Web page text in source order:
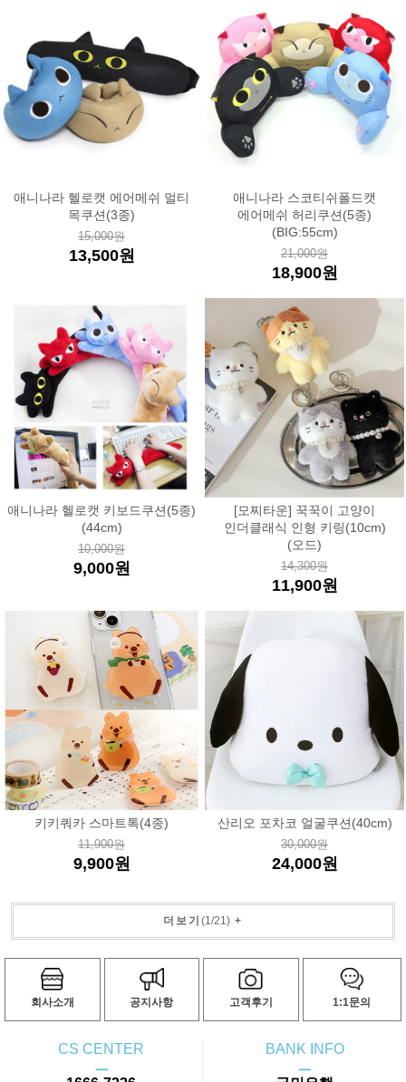
애니나라 헬로캣 에어메쉬 멀티
목쿠션(3종)
15,000원
13,500원
애니나라 스코티쉬폴드캣
에어메쉬 허리쿠션(5종)
(BIG:55cm)
21,000원
18,900원
애니나라 헬로캣 키보드쿠션(5종)
(44cm)
10,000원
9,000원
[모찌타운] 꾹꾹이 고양이
인더클래식 인형 키링(10cm)
(오드)
14,300원
11,900원
키키쿼카 스마트톡(4종)
11,900원
9,900원
산리오 포차코 얼굴쿠션(40cm)
30,000원
24,000원
더보기 (1/21) +
회사소개 공지사항 고객후기 1:1문의
CS CENTER
ㅡ
BANK INFO
ㅡ